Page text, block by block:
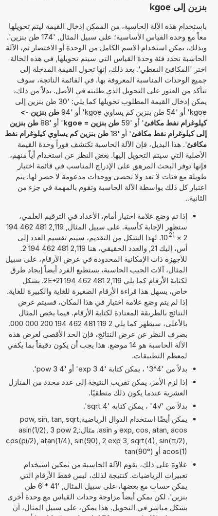
بنزين إلى kgoe
باستخدام هذه الآلة الحاسبة، من الممكن إدخال القيمة ليتم تحويلها
معاً مع وحدة القياس الأساسية؛ على سبيل المثال, '174 طن بنزين'.
وبذلك، يمكن استخدام الاسم الكامل من الوحدة أو الاختصار ثم، الآلة
الحاسبة تحدد فئة وحدة القياس التي سيتم تحويلها, في هذه الحالة
اختر 'المكافئ النفطي'. بعد ذلك، إنها تحول القيمة المدخلة إلى
جميع الوحدات المناسبة المعروفة بها. في القائمة الناتجة، سوف
تتأكد من العثور على التحويل الذي طلبته في الأصل. بدلاً من ذلك،
يمكن إدخال القيمة المطلوب تحويلها كما يلي: '30 طن بنزين إلى
kgoe' أو '54 طن بنزين كم يساوي kgoe' أو '94
طن بنزين ->
كيلوغرام نفط مكافئ' أو '59 طن بنزين = kgoe ' أو '88
طن بنزين
إلى كيلوغرام نفط مكافئ' أو '18
طن بنزين كم يساوي كيلوغرام نفط
مكافئ'. هذا البديل، فإن الآلة الحاسبة تكتشف فوراً وحدة القيمة
الأصلية التي سيتم التحويل إليها. بغض النظر عن استخدام أياً منهم،
فإنها توفر البحث المرهق على الإدراج المناسب في قائمة اختيار
طويلة مع فئات لا تعد ولا تحصى ووحدات مدعومة لا حصر لها. يتم
اعتبار كل ذلك بواسطة الآلة الحاسبة وتقوم بالمهمة في جزء من
الثانية..
إذا تم وضع علامة اختيار أمام، الأعداد في الترقيم العلمي،
ستظهر الإجابة كأسية. على سبيل المثال, 2,119 481 462 194
2
×
10 21
. لهذا الشكل من التقديم، سيتم تقسيم العدد إلى
أس، إليك 21, والعدد الحقيقي، هنا 2,119 481 462 194 2.
للأجهزة ذات الإمكانية المحدودة في عرض الأرقام، على سبيل
المثال، آلات الجيب الحاسبة، يستطيع الفرد أيضاً إيجاد طرق
لكتابة الأرقام كما يلي 2,119 481 462 194 2E+21. بشكل
خاص، يسهل هذا قراءة الأرقام الصغيرة للغاية والكبيرة للغاية.
إذا لم يتم وضع علامة اختيار في هذا المكان، فسيتم عرض
النتائج بالطريقة المعتادة لكتابة الأرقام. فيما يخص المثال
بالأعلى، سيظهر كما يلي 2 119 481 462 194 200 000 000.
بصرف النظر عن عرض النتائج، فإن الحد الأقصى لعرض هذه
الآلة الحاسبة هو 14 موضع. هذا يجب أن يكون دقيقاً بما يكفي
لمعظم التطبيقات.
بدلاً من '4^3' ، يمكن كتابة '4 exp 3' أو '4 pow 3'.
إذا لزم الأمر، يمكن تقريب النتيجة إلى عدد محدد من المنازل
العشرية عندما يكون ذلك منطقيًا.
بدلاً من '√4' ، يمكن كتابة 'sqrt 4'.
يمكن أيضًا استخدام الدوال الرياضيةpow, sin, tan, sqrt,
exp, cos, atan, acos و asin. مثال:asin(1/2), 3 pow 2,
cos(pi/2), atan(1/4), sin(90), 2 exp 3, sqrt(4), sin(π/2),
acos(1) أو tan(90°)
علاوة على ذلك، تقوم الآلة الحاسبة من تمكين استخدام
تعبيرات الرياضيات. كنتيجة لذلك، ليس فقط الأرقام التي
يمكن حساب مع بعضها، على سبيل المثال, '41 * 6 طن
بنزين'. لكن يمكن أيضاً مزاوجة وحدات القياس مع وحدة أخرى
بشكل مباشر في التحويل. هذا يمكن، على سبيل المثال، أن